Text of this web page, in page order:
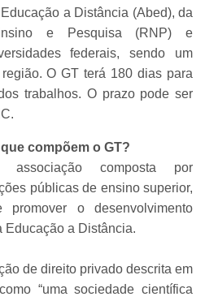
a Distância (Abed), da
e Pesquisa (RNP) e
federais, sendo um
O GT terá 180 dias para
trabalhos. O prazo pode ser
compõem o GT?
composta por
públicas de ensino superior,
o desenvolvimento
Educação a Distância.
de direito privado descrita em
“uma sociedade científica